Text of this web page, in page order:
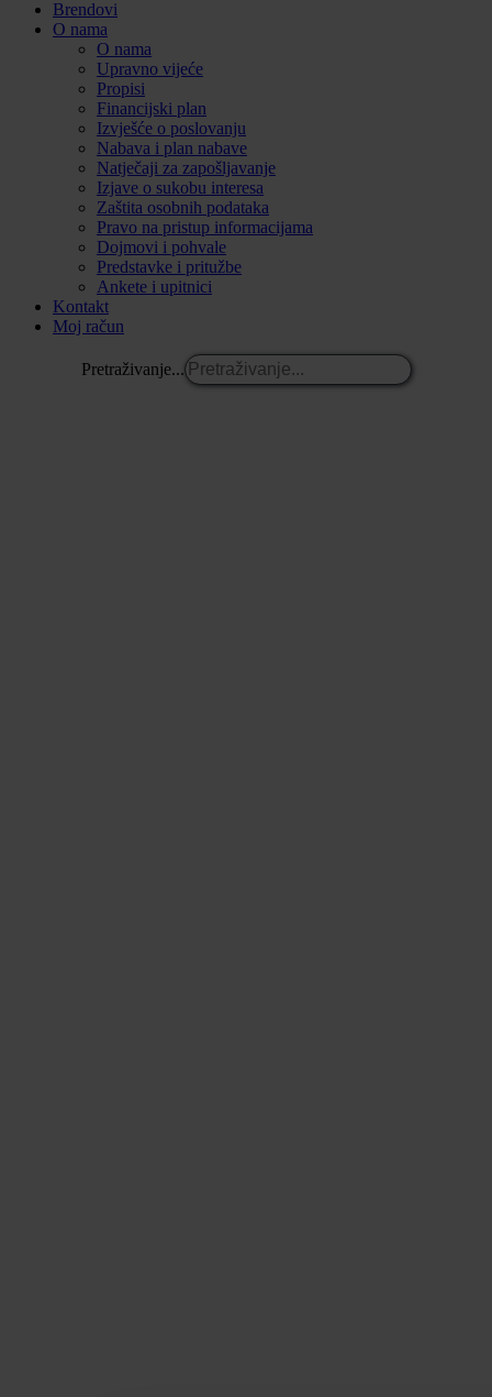
Brendovi
O nama
O nama
Upravno vijeće
Propisi
Financijski plan
Izvješće o poslovanju
Nabava i plan nabave
Natječaji za zapošljavanje
Izjave o sukobu interesa
Zaštita osobnih podataka
Pravo na pristup informacijama
Dojmovi i pohvale
Predstavke i pritužbe
Ankete i upitnici
Kontakt
Moj račun
Pretraživanje...